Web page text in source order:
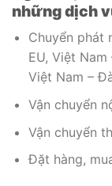
những dịch
Chuyển phát
EU, Việt
Việt Nam –
Vận chuyển
Vận chuyển
Đặt hàng,